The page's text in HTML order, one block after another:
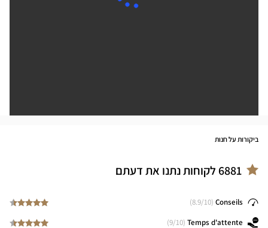
ביקורות על חנות
6881 לקוחות נתנו את דעתם
Conseils
(
8.9/10)
Temps d'attente
(
9/10)